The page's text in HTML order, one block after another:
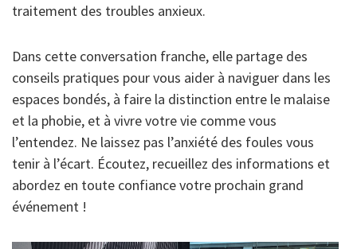
traitement des troubles anxieux.
Dans cette conversation franche, elle partage des
conseils pratiques pour vous aider à naviguer dans les
espaces bondés, à faire la distinction entre le malaise
et la phobie, et à vivre votre vie comme vous
l’entendez. Ne laissez pas l’anxiété des foules vous
tenir à l’écart. Écoutez, recueillez des informations et
abordez en toute confiance votre prochain grand
événement !